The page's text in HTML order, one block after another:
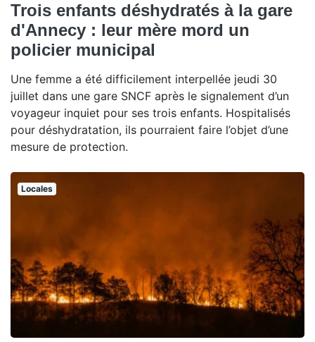
Trois enfants déshydratés à la gare
d'Annecy : leur mère mord un
policier municipal
Une femme a été difficilement interpellée jeudi 30
juillet dans une gare SNCF après le signalement d’un
voyageur inquiet pour ses trois enfants. Hospitalisés
pour déshydratation, ils pourraient faire l’objet d’une
mesure de protection.
Locales